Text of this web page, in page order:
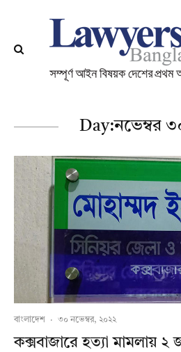
Day:নভেম্বর
বাংলাদেশ · ৩০ নভেম্বর, ২০২২
কক্সবাজারে হত্যা মামলায়